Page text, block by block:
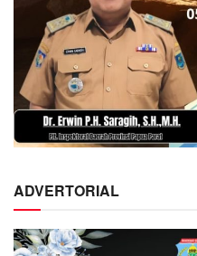
ADVERTORIAL